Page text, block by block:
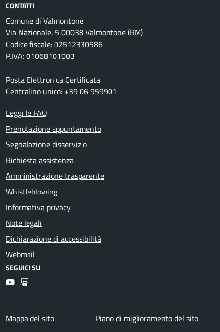
CONTATTI
Comune di Valmontone
Via Nazionale, 5 00038 Valmontone (RM)
Codice fiscale: 02512330586
P.IVA: 01068101003
Posta Elettronica Certificata
Centralino unico: +39 06 959901
Leggi le FAQ
Prenotazione appuntamento
Segnalazione disservizio
Richiesta assistenza
Amministrazione trasparente
Whistleblowing
Informativa privacy
Note legali
Dichiarazione di accessibilità
Webmail
SEGUICI SU
YoutubeSlideshare
Mappa del sito Piano di miglioramento del sito